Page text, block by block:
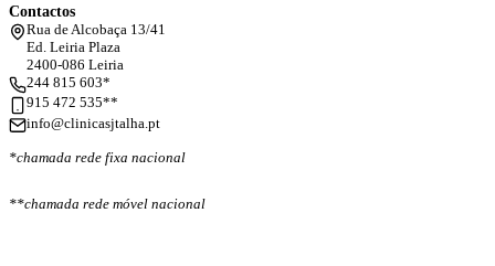
Contactos
Rua de Alcobaça 13/41
Ed. Leiria Plaza
2400-086 Leiria
244 815 603*
915 472 535**
info@clinicasjtalha.pt
*chamada rede fixa nacional
**chamada rede móvel nacional